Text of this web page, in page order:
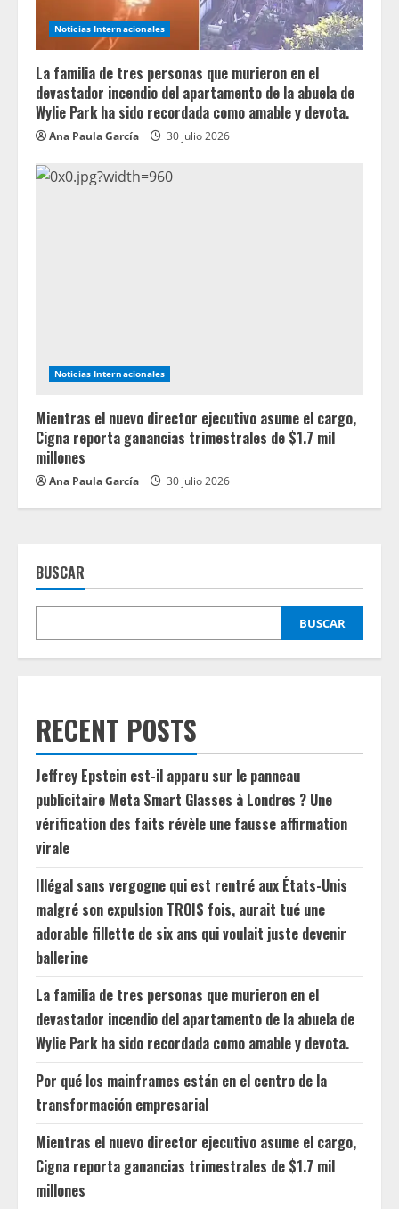
Noticias Internacionales
La familia de tres personas que murieron en el
devastador incendio del apartamento de la abuela de
Wylie Park ha sido recordada como amable y devota.
Ana Paula García 30 julio 2026
Noticias Internacionales
Mientras el nuevo director ejecutivo asume el cargo,
Cigna reporta ganancias trimestrales de $1.7 mil
millones
Ana Paula García 30 julio 2026
BUSCAR
BUSCAR
RECENT POSTS
Jeffrey Epstein est-il apparu sur le panneau
publicitaire Meta Smart Glasses à Londres ? Une
vérification des faits révèle une fausse affirmation
virale
Illégal sans vergogne qui est rentré aux États-Unis
malgré son expulsion TROIS fois, aurait tué une
adorable fillette de six ans qui voulait juste devenir
ballerine
La familia de tres personas que murieron en el
devastador incendio del apartamento de la abuela de
Wylie Park ha sido recordada como amable y devota.
Por qué los mainframes están en el centro de la
transformación empresarial
Mientras el nuevo director ejecutivo asume el cargo,
Cigna reporta ganancias trimestrales de $1.7 mil
millones